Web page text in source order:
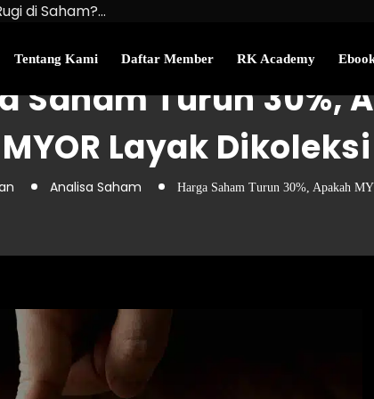
di Saham?…
Uang Perlu…
Tentang Kami Daftar Member RK Academy
Saham Turun 30%,
MYOR Layak
Analisa Saham Harga Saham Turun 30%, Apakah